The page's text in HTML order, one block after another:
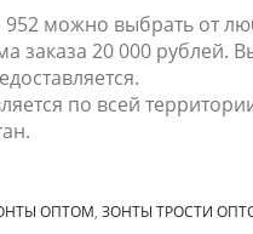
952 можно выбрать от
заказа 20 000 рублей.
по всей
ОПТОМ, ЗОНТЫ ТРОСТИ